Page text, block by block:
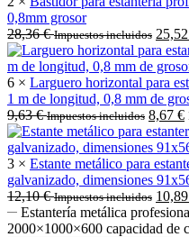
0,8mm grosor
28,36€ Impuestos incluidos 25,52
6 × Larguero horizontal para
1 m de longitud, 0,8 mm de
9,63€ Impuestos incluidos 8,67 €
3 × Estante metálico para
galvanizado, dimensiones
12,10€ Impuestos incluidos 10,89
Estantería metálica
2000×1000×600 capacidad de